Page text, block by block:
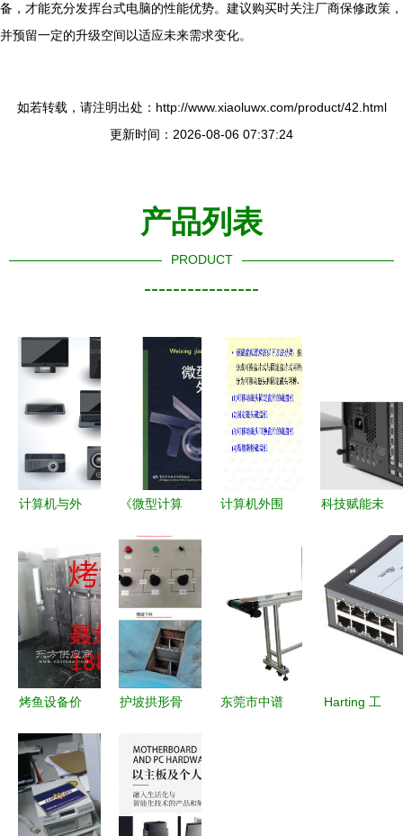
备，才能充分发挥台式电脑的性能优势。建议购买时关注厂商保修政策，
并预留一定的升级空间以适应未来需求变化。
如若转载，请注明出处：http://www.xiaoluwx.com/product/42.html
更新时间：2026-08-06 07:37:24
产品列表
PRODUCT
----------------
计算机与外
字化时代的
核心组件及
其视觉符号
《微型计算
（第3
版）》 计
算机技术演
进中的重要
桥梁
计算机外围
科技赋能未
算机及外围
设备业务迎
来全新突破
烤鱼设备价
算机外围设
备选购指南
护坡拱形骨
产设备与计
算机及外围
设备的融合
东莞市中谱
Harting 工